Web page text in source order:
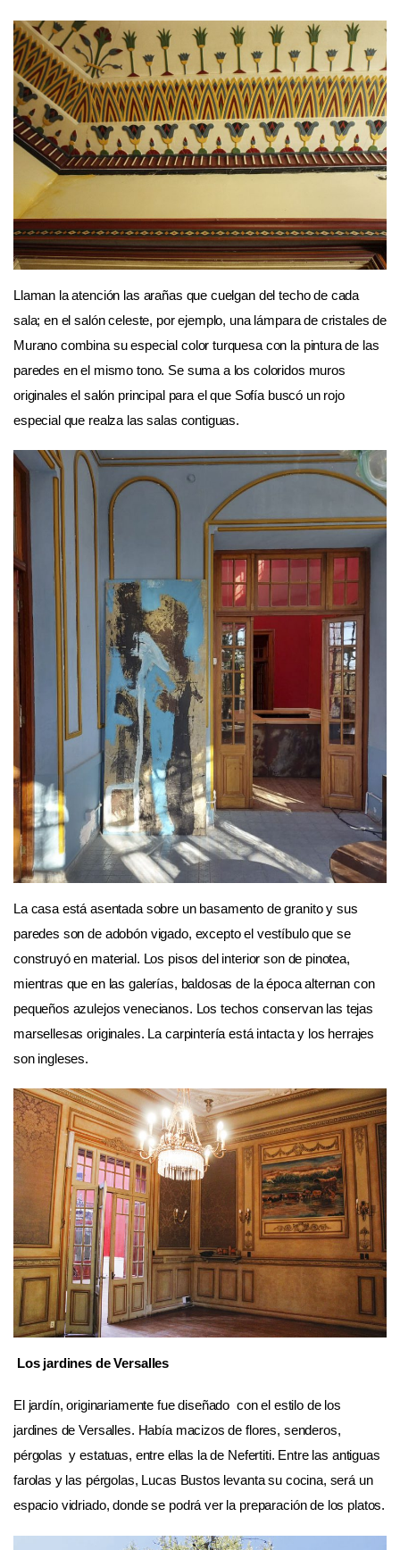
Llaman la atención las arañas que cuelgan del techo de cada
sala; en el salón celeste, por ejemplo, una lámpara de cristales de
Murano combina su especial color turquesa con la pintura de las
paredes en el mismo tono. Se suma a los coloridos muros
originales el salón principal para el que Sofía buscó un rojo
especial que realza las salas contiguas.
La casa está asentada sobre un basamento de granito y sus
paredes son de adobón vigado, excepto el vestíbulo que se
construyó en material. Los pisos del interior son de pinotea,
mientras que en las galerías, baldosas de la época alternan con
pequeños azulejos venecianos. Los techos conservan las tejas
marsellesas originales. La carpintería está intacta y los herrajes
son ingleses.
Los jardines de Versalles
El jardín, originariamente fue diseñado con el estilo de los
jardines de Versalles. Había macizos de flores, senderos,
pérgolas y estatuas, entre ellas la de Nefertiti. Entre las antiguas
farolas y las pérgolas, Lucas Bustos levanta su cocina, será un
espacio vidriado, donde se podrá ver la preparación de los platos.